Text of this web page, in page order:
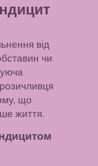
від
чи
що
життя.